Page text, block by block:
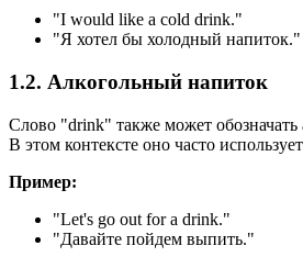
"I would like a cold drink."
"Я хотел бы холодный напиток."
1.2. Алкогольный напиток
Слово "drink" также может обозначать
В этом контексте оно часто
Пример:
"Let's go out for a drink."
"Давайте пойдем выпить."